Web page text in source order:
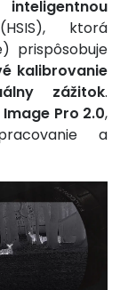
inteligentnou
ktorá
prispôsobuje
kalibrovanie
zážitok.
Image Pro 2.0,
a